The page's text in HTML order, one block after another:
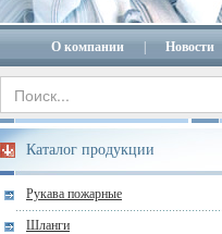
О компании Новости
Каталог продукции
Рукава пожарные
Шланги